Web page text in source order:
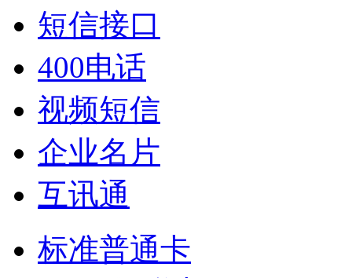
短信接口
400电话
视频短信
企业名片
互讯通
标准普通卡